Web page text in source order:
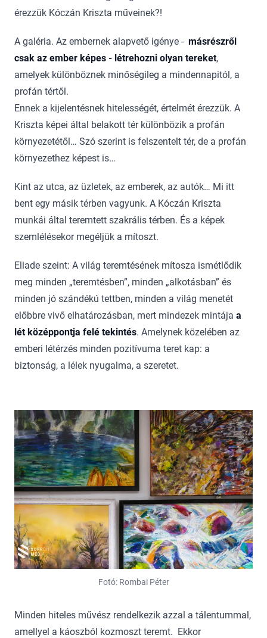
érezzük Kóczán Kriszta műveinek?!
A galéria. Az embernek alapvető igénye - másrészről
csak az ember képes - létrehozni olyan tereket,
amelyek különböznek minőségileg a mindennapitól, a
profán tértől.
Ennek a kijelentésnek hitelességét, értelmét érezzük. A
Kriszta képei által belakott tér különbözik a profán
környezetétől… Szó szerint is felszentelt tér, de a profán
környezethez képest is…
Kint az utca, az üzletek, az emberek, az autók… Mi itt
bent egy másik térben vagyunk. A Kóczán Kriszta
munkái által teremtett szakrális térben. És a képek
szemlélésekor megéljük a mítoszt.
Eliade szeint: A világ teremtésének mítosza ismétlődik
meg minden „teremtésben”, minden „alkotásban” és
minden jó szándékú tettben, minden a világ menetét
előbbre vivő elhatározásban, mert mindezek mintája a
lét középpontja felé tekintés. Amelynek közelében az
emberi létérzés minden pozitívuma teret kap: a
biztonság, a lélek nyugalma, a szeretet.
Fotó: Rombai Péter
Minden hiteles művész rendelkezik azzal a tálentummal,
amellyel a káoszból kozmoszt teremt. Ekkor